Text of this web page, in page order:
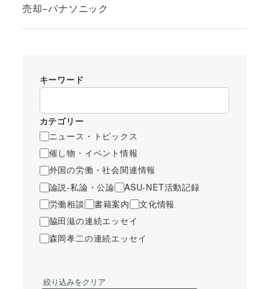
売却−パナソニック
キーワード
カテゴリー
ニュース・トピックス
催し物・イベント情報
外国の労働・社会関連情報
論説-私論・公論
ASU-NET活動記録
労働相談
書籍案内
文化情報
脇田滋の連続エッセイ
森岡孝二の連続エッセイ
絞り込みをクリア